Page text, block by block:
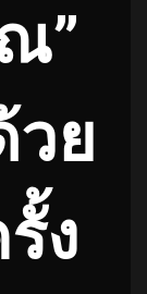
”
วย
ง